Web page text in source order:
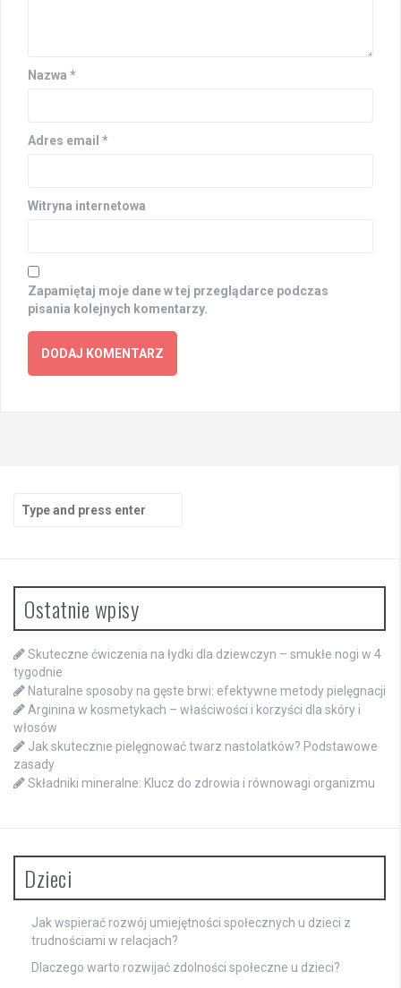
Nazwa *
Adres email *
Witryna internetowa
Zapamiętaj moje dane w tej przeglądarce podczas
pisania kolejnych komentarzy.
Search
for:
Ostatnie wpisy
Skuteczne ćwiczenia na łydki dla dziewczyn – smukłe nogi w 4
tygodnie
Naturalne sposoby na gęste brwi: efektywne metody pielęgnacji
Arginina w kosmetykach – właściwości i korzyści dla skóry i
włosów
Jak skutecznie pielęgnować twarz nastolatków? Podstawowe
zasady
Składniki mineralne: Klucz do zdrowia i równowagi organizmu
Dzieci
Jak wspierać rozwój umiejętności społecznych u dzieci z
trudnościami w relacjach?
Dlaczego warto rozwijać zdolności społeczne u dzieci?